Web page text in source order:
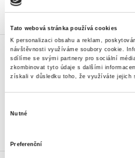
Tato webová stránka používá cookies
K personalizaci obsahu a reklam,
návštěvnosti využíváme soubory cookie.
sdílíme se svými partnery pro sociální
zkombinovat tyto údaje s dalšími
získali v důsledku toho, že využíváte jejich
Nutné
Preferenční
Etikety
průměr 8
28 Kč